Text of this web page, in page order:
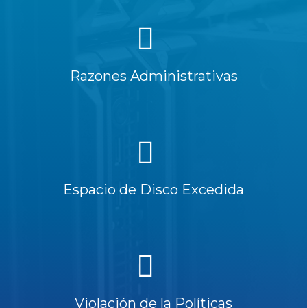
Razones Administrativas
Espacio de Disco Excedida
Violación de la Políticas